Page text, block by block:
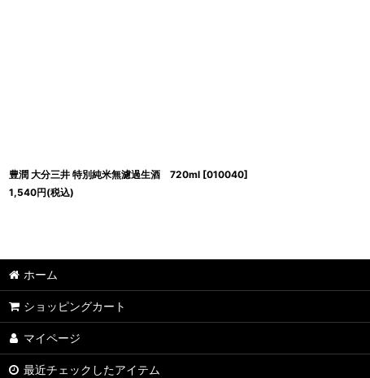
豊潤 大分三井 特別純米無濾過生酒 720ml [010040]
1,540円(税込)
ホーム
ショッピングカート
マイページ
最近チェックしたアイテム